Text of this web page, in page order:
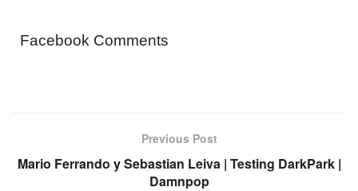
Facebook Comments
Previous Post
Mario Ferrando y Sebastian Leiva | Testing DarkPark |
Damnpop